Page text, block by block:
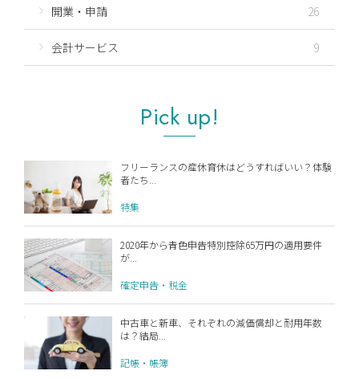
開業・申請 26
会計サービス 9
Pick up!
フリーランスの産休育休はどうすればいい？体験
者たち...
特集
2020年から青色申告特別控除65万円の適用要件
が...
確定申告・税金
中古車と新車、それぞれの減価償却と耐用年数
は？結局...
記帳・帳簿